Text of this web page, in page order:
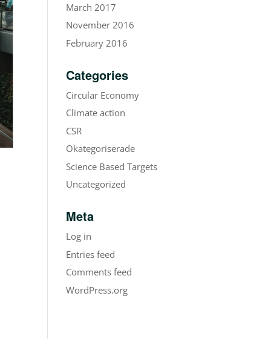
March 2017
November 2016
February 2016
Categories
Circular Economy
Climate action
CSR
Okategoriserade
Science Based Targets
Uncategorized
Meta
Log in
Entries feed
Comments feed
WordPress.org